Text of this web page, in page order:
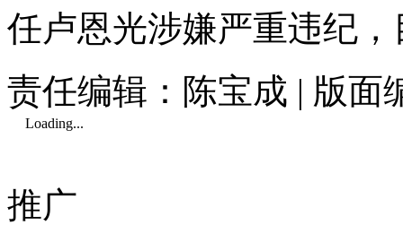
任卢恩光涉嫌严重违纪
责任编辑：陈宝成 | 版面
Loading...
推广